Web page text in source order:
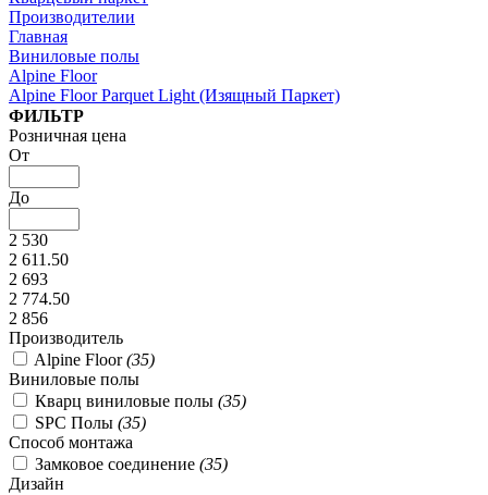
Производителии
Главная
Виниловые полы
Alpine Floor
Alpine Floor Parquet Light (Изящный Паркет)
Подбор параметров
ФИЛЬТР
Розничная цена
От
До
2 530
2 611.50
2 693
2 774.50
2 856
Производитель
Alpine Floor(35)
Виниловые полы
Кварц виниловые полы (35)
SPC Полы (35)
Способ монтажа
Замковое соединение (35)
Дизайн